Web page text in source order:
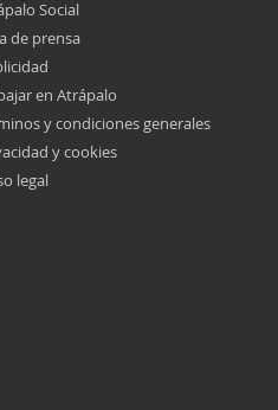
Social
de prensa
en Atrápalo
y condiciones generales
y cookies
legal